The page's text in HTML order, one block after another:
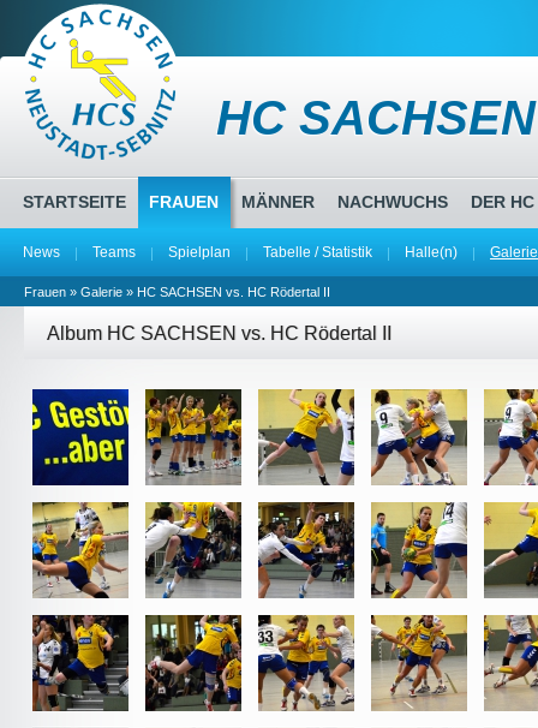
HC SACHSEN
STARTSEITE FRAUEN
News Teams Spielplan Tabelle / Statistik Halle(n) Galerie
MÄNNER NACHWUCHS DER
Frauen » Galerie » HC SACHSEN vs. HC Rödertal II
Album HC SACHSEN vs. HC Rödertal II